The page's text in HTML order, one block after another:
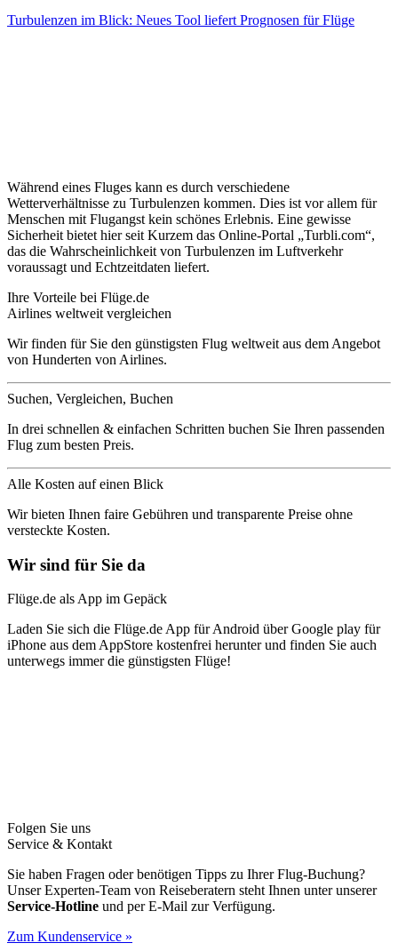
Turbulenzen im Blick: Neues Tool liefert Prognosen für Flüge
Während eines Fluges kann es durch verschiedene
Wetterverhältnisse zu Turbulenzen kommen. Dies ist vor allem für
Menschen mit Flugangst kein schönes Erlebnis. Eine gewisse
Sicherheit bietet hier seit Kurzem das Online-Portal „Turbli.com“,
das die Wahrscheinlichkeit von Turbulenzen im Luftverkehr
voraussagt und Echtzeitdaten liefert.
Ihre Vorteile bei Flüge.de
Airlines weltweit vergleichen
Wir finden für Sie den günstigsten Flug weltweit aus dem Angebot
von Hunderten von Airlines.
Suchen, Vergleichen, Buchen
In drei schnellen & einfachen Schritten buchen Sie Ihren passenden
Flug zum besten Preis.
Alle Kosten auf einen Blick
Wir bieten Ihnen faire Gebühren und transparente Preise ohne
versteckte Kosten.
Wir sind für Sie da
Flüge.de als App im Gepäck
Laden Sie sich die Flüge.de App für Android über Google play für
iPhone aus dem AppStore kostenfrei herunter und finden Sie auch
unterwegs immer die günstigsten Flüge!
Folgen Sie uns
Service & Kontakt
Sie haben Fragen oder benötigen Tipps zu Ihrer Flug-Buchung?
Unser Experten-Team von Reiseberatern steht Ihnen unter unserer
Service-Hotline und per E-Mail zur Verfügung.
Zum Kundenservice »